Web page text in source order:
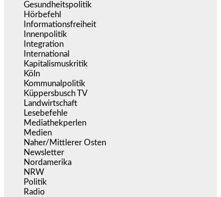
Gesundheitspolitik
Hörbefehl
Informationsfreiheit
Innenpolitik
Integration
International
Kapitalismuskritik
Köln
Kommunalpolitik
Küppersbusch TV
Landwirtschaft
Lesebefehle
Mediathekperlen
Medien
Naher/Mittlerer Osten
Newsletter
Nordamerika
NRW
Politik
Radio